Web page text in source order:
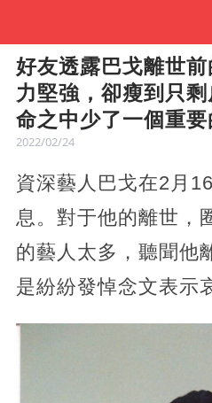
好友透露巴戈離世
力堅強，卻瘦到只
命之中少了一個重要
2022/02/24
資深藝人巴戈在2月
息。對于他的離世，
的藝人太多，聽聞他
是紛紛發悼念文表示